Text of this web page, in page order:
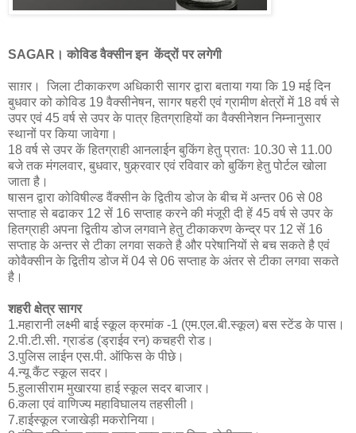
SAGAR। कोविड वैक्सीन इन केंद्रों पर लगेगी
साग़र। जिला टीकाकरण अधिकारी सागर द्वारा बताया गया कि 19 मई दिन
बुधवार को कोविड 19 वैक्सीनेषन, सागर षहरी एवं ग्रामीण क्षेत्रों में 18 वर्ष से
उपर एवं 45 वर्ष से उपर के पात्र हितग्राहियों का वैक्सीनेशन निम्नानुसार
स्थानों पर किया जावेगा।
18 वर्ष से उपर कें हितग्राही आनलाईन बुकिंग हेतु प्रातः 10.30 से 11.00
बजे तक मंगलवार, बुधवार, षुक्र्रवार एवं रविवार को बुकिंग हेतु पोर्टल खोला
जाता है।
षासन द्वारा कोविषील्ड वैंक्सीन के द्वितीय डोज के बीच में अन्तर 06 से 08
सप्ताह से बढाकर 12 सें 16 सप्ताह करने की मंजूरी दी हें 45 वर्ष से उपर के
हितग्राही अपना द्वितीय डोज लगवाने हेतु टीकाकरण केन्द्र पर 12 सें 16
सप्ताह के अन्तर से टीका लगवा सकते है और परेषानियों से बच सकते है एवं
कोवैक्सीन के द्वितीय डोज में 04 से 06 सप्ताह के अंतर से टीका लगवा सकते
है।
शहरी क्षेत्र सागर
1.महारानी लक्ष्मी बाई स्कूल क्रमांक -1 (एम.एल.बी.स्कूल) बस स्टेंड के पास।
2.पी.टी.सी. ग्राडंड (ड्राईव रन) कचहरी रोड।
3.पुलिस लाईन एस.पी. ऑफिस के पीछे।
4.न्यू कैंट स्कूल सदर।
5.हुलासीराम मुखारया हाई स्कूल सदर बाजार।
6.कला एवं वाणिज्य महाविघालय तहसीली।
7.हाईस्कूल रजाखेड़ी मकरोनिया।